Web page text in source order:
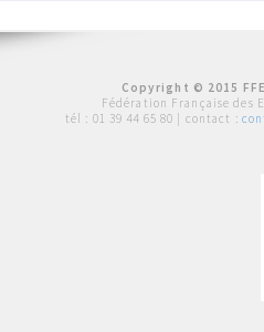
Copyright © 2015
Fédération Française des
tél : 01 39 44 65 80 | contact :